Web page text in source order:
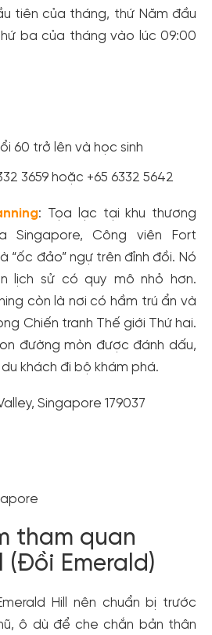
tiên của tháng, thứ Năm đầu
ba của tháng vào lúc 09:00
60 trở lên và học sinh
3659 hoặc +65 6332 5642
: Tọa lạc tại khu thương
Singapore, Công viên Fort
“ốc đảo” ngự trên đỉnh đồi. Nó
lịch sử có quy mô nhỏ hơn.
còn là nơi có hầm trú ẩn và
Chiến tranh Thế giới Thứ hai.
đường mòn được đánh dấu,
khách đi bộ khám phá.
Singapore 179037
tham quan
(Đồi Emerald)
Hill nên chuẩn bị trước
ô dù để che chắn bản thân